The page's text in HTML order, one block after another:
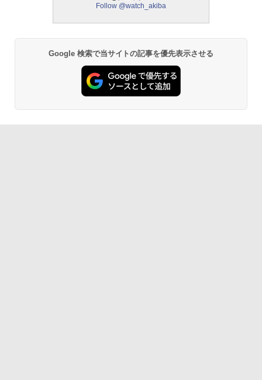
Follow @watch_akiba
Google 検索で当サイトの記事を優先表示させる